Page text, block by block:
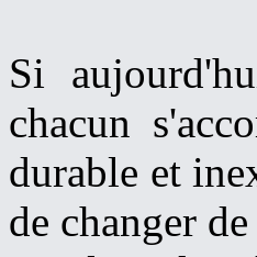
Si
chacun
durable et
de changer